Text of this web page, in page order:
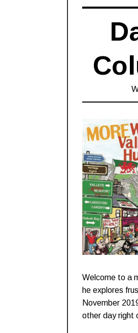
Welcome to a
he explores
November
other day right